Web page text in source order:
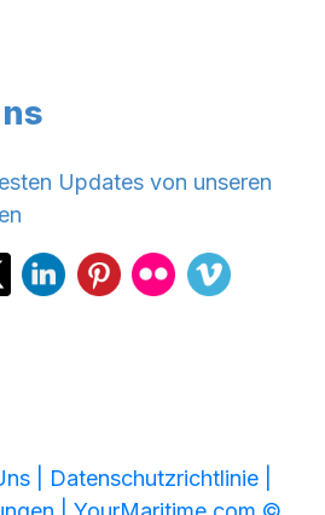
Updates von unseren
|
Datenschutzrichtlinie |